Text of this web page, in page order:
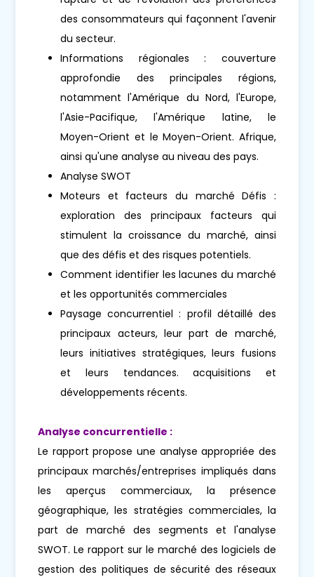
des consommateurs qui façonnent l'avenir
du secteur.
Informations régionales : couverture
approfondie des principales régions,
notamment l'Amérique du Nord, l'Europe,
l'Asie-Pacifique, l'Amérique latine, le
Moyen-Orient et le Moyen-Orient. Afrique,
ainsi qu'une analyse au niveau des pays.
Analyse SWOT
Moteurs et facteurs du marché Défis :
exploration des principaux facteurs qui
stimulent la croissance du marché, ainsi
que des défis et des risques potentiels.
Comment identifier les lacunes du marché
et les opportunités commerciales
Paysage concurrentiel : profil détaillé des
principaux acteurs, leur part de marché,
leurs initiatives stratégiques, leurs fusions
et leurs tendances. acquisitions et
développements récents.
Analyse concurrentielle :
Le rapport propose une analyse appropriée des
principaux marchés/entreprises impliqués dans
les aperçus commerciaux, la présence
géographique, les stratégies commerciales, la
part de marché des segments et l'analyse
SWOT. Le rapport sur le marché des logiciels de
gestion des politiques de sécurité des réseaux